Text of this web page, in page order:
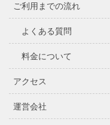
ご利用までの流れ
よくある質問
料金について
アクセス
運営会社